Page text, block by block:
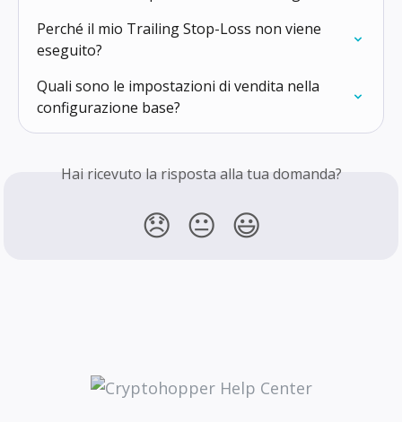
Perché il mio Trailing Stop-Loss non viene
eseguito?
Quali sono le impostazioni di vendita nella
configurazione base?
Hai ricevuto la risposta alla tua domanda?
😞 😐 😃